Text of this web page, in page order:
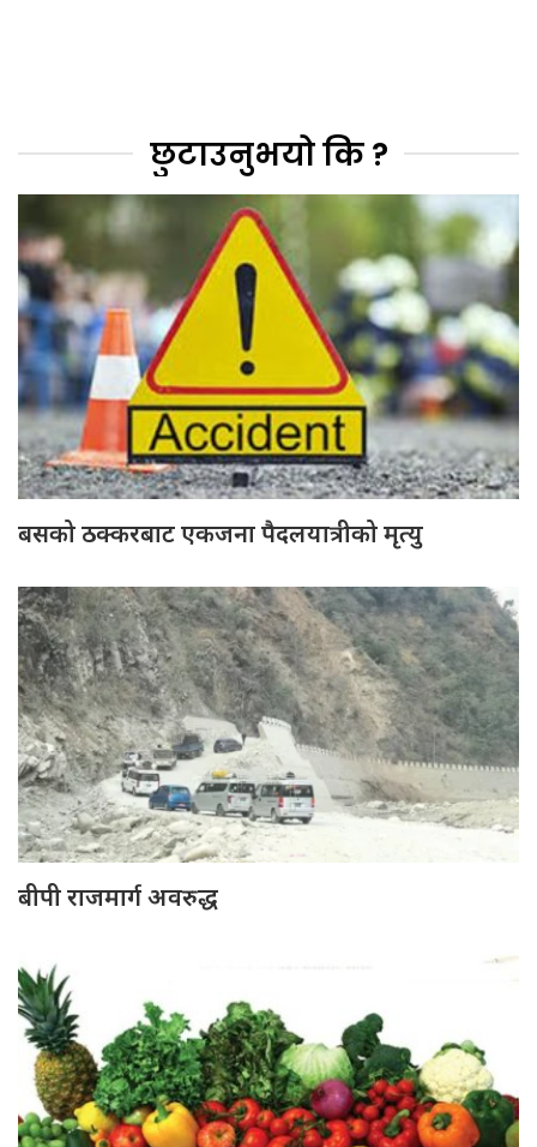
छुटाउनुभयो कि ?
बसको ठक्करबाट एकजना पैदलयात्रीको मृत्यु
बीपी राजमार्ग अवरुद्ध